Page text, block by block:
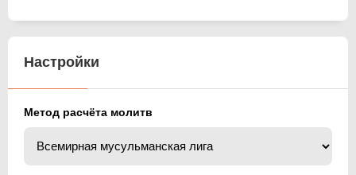
Настройки
Метод расчёта молитв